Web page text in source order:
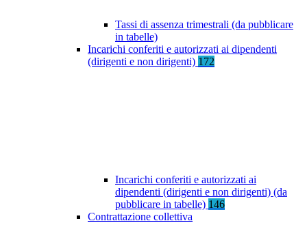
Tassi di assenza trimestrali (da pubblicare
in tabelle)
Incarichi conferiti e autorizzati ai dipendenti
(dirigenti e non dirigenti) 172
Incarichi conferiti e autorizzati ai
dipendenti (dirigenti e non dirigenti) (da
pubblicare in tabelle) 146
Contrattazione collettiva